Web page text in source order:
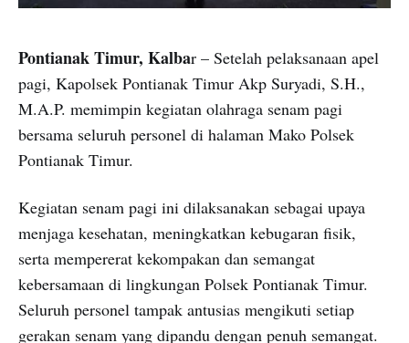
Pontianak Timur, Kalbar – Setelah pelaksanaan apel
pagi, Kapolsek Pontianak Timur Akp Suryadi, S.H.,
M.A.P. memimpin kegiatan olahraga senam pagi
bersama seluruh personel di halaman Mako Polsek
Pontianak Timur.
Kegiatan senam pagi ini dilaksanakan sebagai upaya
menjaga kesehatan, meningkatkan kebugaran fisik,
serta mempererat kekompakan dan semangat
kebersamaan di lingkungan Polsek Pontianak Timur.
Seluruh personel tampak antusias mengikuti setiap
gerakan senam yang dipandu dengan penuh semangat.